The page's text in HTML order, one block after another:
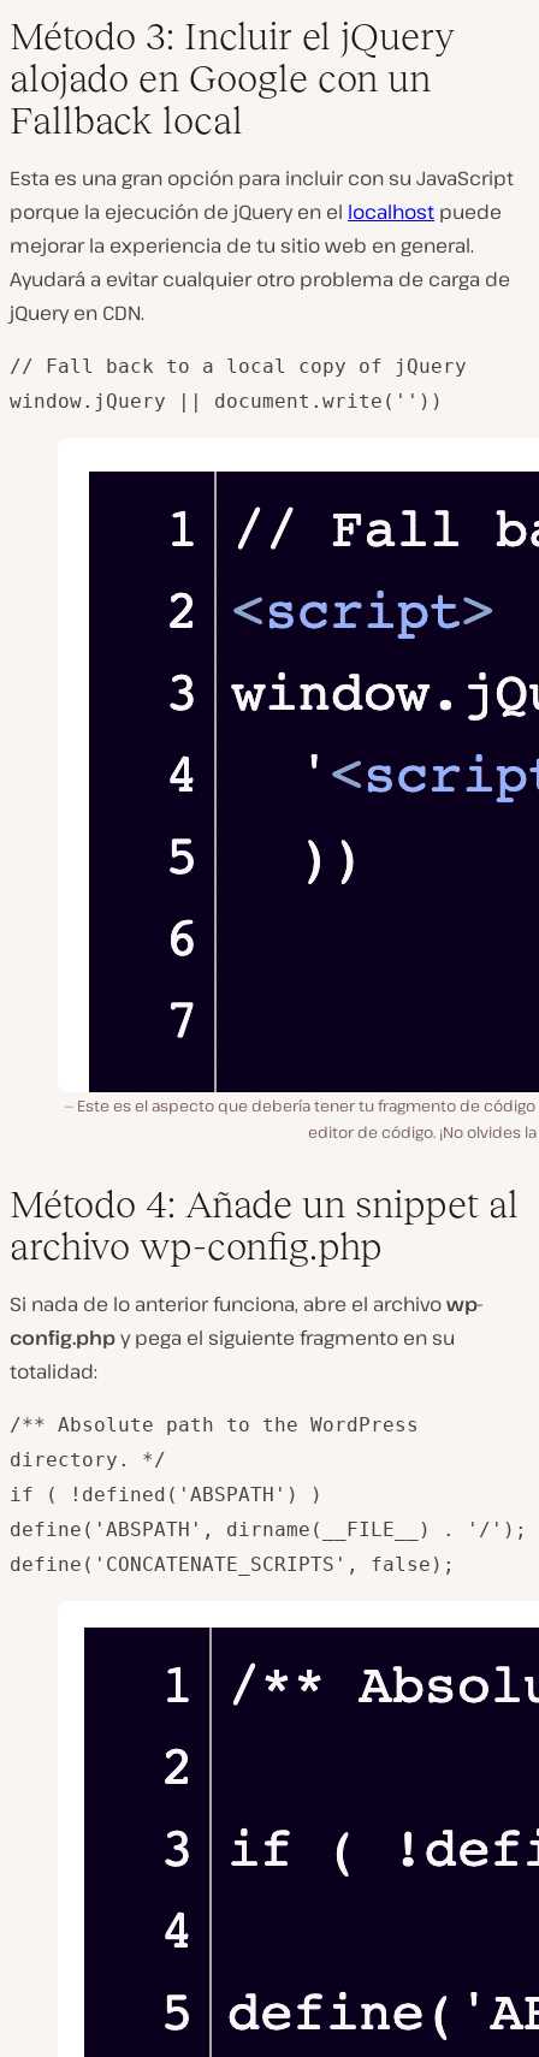
Método 3: Incluir el jQuery
alojado en Google con un
Fallback local
Esta es una gran opción para incluir con su JavaScript
porque la ejecución de jQuery en el localhost puede
mejorar la experiencia de tu sitio web en general.
Ayudará a evitar cualquier otro problema de carga de
jQuery en CDN.
// Fall back to a local copy of jQuery
window.jQuery || document.write(''))
Este es el aspecto que debería tener tu fragmento de
editor de código. ¡No olvides
Método 4: Añade un snippet al
archivo wp-config.php
Si nada de lo anterior funciona, abre el archivowp-
config.phpy pega el siguiente fragmento en su
totalidad:
/** Absolute path to the WordPress
directory. */
if ( !defined('ABSPATH') )
define('ABSPATH', dirname(__FILE__) . '/');
define('CONCATENATE_SCRIPTS', false);